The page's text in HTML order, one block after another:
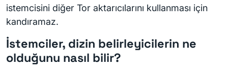
istemcisini diğer Tor aktarıcılarını kullanması için
kandıramaz.
İstemciler, dizin belirleyicilerin ne
olduğunu nasıl bilir?